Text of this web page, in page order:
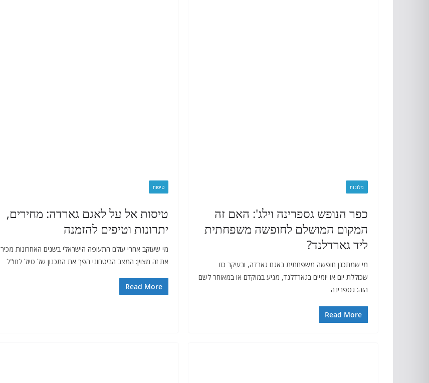
מלונות
כפר הנופש גספרינה וילג': האם זה
המקום המושלם לחופשה משפחתית
ליד גארדלנד?
מי שמתכנן חופשה משפחתית באגם גארדה, ובעיקר כזו
שכוללת יום או יומיים בגארדלנד, מגיע במוקדם או במאוחר לשם
הזה: גספרינה
Read More
טיסות
טיסות אל על לאגם גארדה: מחירים,
יתרונות וטיפים להזמנה
מי שעוקב אחרי עולם התעופה הישראלי בשנים האחרונות מכיר
את זה מצוין: המצב הביטחוני הפך את התכנון של טיול לחו"ל
Read More